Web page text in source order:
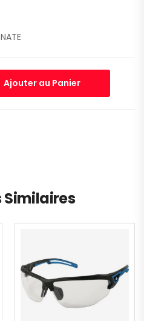
Ajouter au Panier
Similaires